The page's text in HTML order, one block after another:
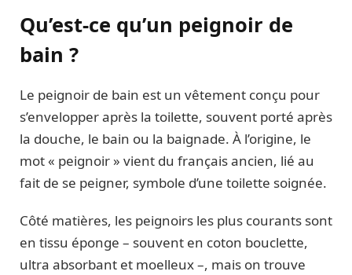
Qu’est-ce qu’un peignoir de
bain ?
Le peignoir de bain est un vêtement conçu pour
s’envelopper après la toilette, souvent porté après
la douche, le bain ou la baignade. À l’origine, le
mot « peignoir » vient du français ancien, lié au
fait de se peigner, symbole d’une toilette soignée.
Côté matières, les peignoirs les plus courants sont
en tissu éponge – souvent en coton bouclette,
ultra absorbant et moelleux –, mais on trouve